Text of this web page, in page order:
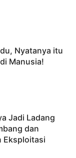
Nyatanya itu
Manusia!
Jadi Ladang
dan
Eksploitasi